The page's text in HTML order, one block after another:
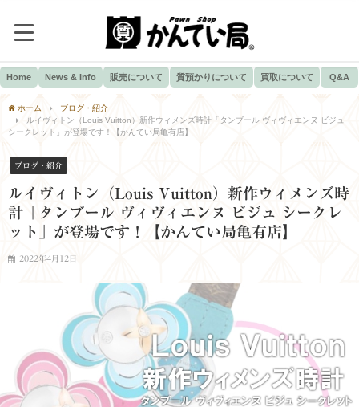
Home News & Info 販売について 質預かりについて 買取について Q&A
ホーム
ブログ・紹介
ルイヴィトン（Louis Vuitton）新作ウィメンズ時計「タンブール ヴィヴィエンヌ ビジュ
シークレット」が登場です！【かんてい局亀有店】
ブログ・紹介
ルイヴィトン（Louis Vuitton）新作ウィメンズ時
計「タンブール ヴィヴィエンヌ ビジュ シークレ
ット」が登場です！【かんてい局亀有店】
2022年4月12日